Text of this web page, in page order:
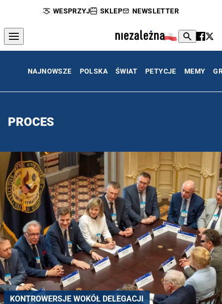
WESPRZYJ SKLEP NEWSLETTER
NAJNOWSZE POLSKA ŚWIAT PETYCJE MEMY
PROCES
KONTROWERSJE WOKÓŁ DELEGACJI